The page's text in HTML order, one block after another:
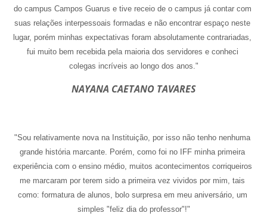
do campus Campos Guarus e tive receio de o campus já contar com
suas relações interpessoais formadas e não encontrar espaço neste
lugar, porém minhas expectativas foram absolutamente contrariadas,
fui muito bem recebida pela maioria dos servidores e conheci
colegas incríveis ao longo dos anos."
NAYANA CAETANO TAVARES
"Sou relativamente nova na Instituição, por isso não tenho nenhuma
grande história marcante. Porém, como foi no IFF minha primeira
experiência com o ensino médio, muitos acontecimentos corriqueiros
me marcaram por terem sido a primeira vez vividos por mim, tais
como: formatura de alunos, bolo surpresa em meu aniversário, um
simples "feliz dia do professor"!"